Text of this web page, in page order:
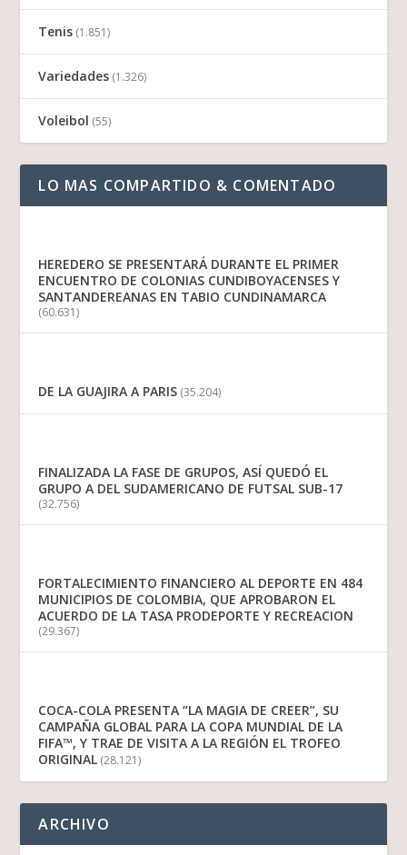
Tenis (1.851)
Variedades (1.326)
Voleibol (55)
LO MAS COMPARTIDO & COMENTADO
HEREDERO SE PRESENTARÁ DURANTE EL PRIMER
ENCUENTRO DE COLONIAS CUNDIBOYACENSES Y
SANTANDEREANAS EN TABIO CUNDINAMARCA
(60.631)
DE LA GUAJIRA A PARIS (35.204)
FINALIZADA LA FASE DE GRUPOS, ASÍ QUEDÓ EL
GRUPO A DEL SUDAMERICANO DE FUTSAL SUB-17
(32.756)
FORTALECIMIENTO FINANCIERO AL DEPORTE EN 484
MUNICIPIOS DE COLOMBIA, QUE APROBARON EL
ACUERDO DE LA TASA PRODEPORTE Y RECREACION
(29.367)
COCA-COLA PRESENTA “LA MAGIA DE CREER”, SU
CAMPAÑA GLOBAL PARA LA COPA MUNDIAL DE LA
FIFA™, Y TRAE DE VISITA A LA REGIÓN EL TROFEO
ORIGINAL (28.121)
ARCHIVO